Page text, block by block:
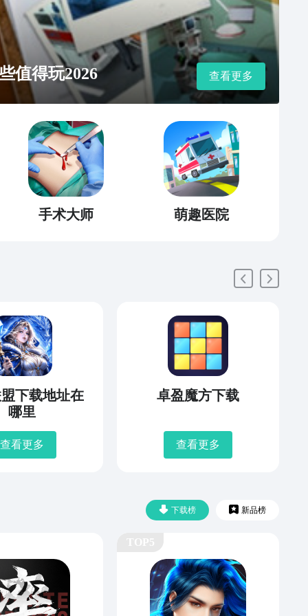
值得玩2026 查看更多
手术大师 萌趣医院
下载地址在
哪里
查看更多
卓盈魔方下载
查看更多
下载榜 新品榜